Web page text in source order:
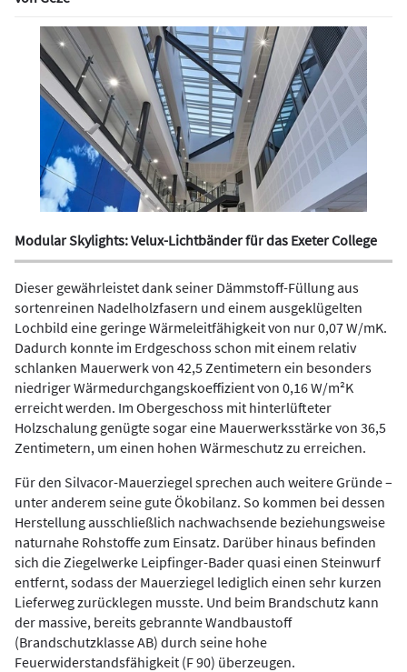
Modular Skylights: Velux-Lichtbänder für das Exeter College
Dieser gewährleistet dank seiner Dämmstoff-Füllung aus
sortenreinen Nadelholzfasern und einem ausgeklügelten
Lochbild eine geringe Wärmeleitfähigkeit von nur 0,07 W/mK.
Dadurch konnte im Erdgeschoss schon mit einem relativ
schlanken Mauerwerk von 42,5 Zentimetern ein besonders
niedriger Wärmedurchgangskoeffizient von 0,16 W/m²K
erreicht werden. Im Obergeschoss mit hinterlüfteter
Holzschalung genügte sogar eine Mauerwerksstärke von 36,5
Zentimetern, um einen hohen Wärmeschutz zu erreichen.
Für den Silvacor-Mauerziegel sprechen auch weitere Gründe –
unter anderem seine gute Ökobilanz. So kommen bei dessen
Herstellung ausschließlich nachwachsende beziehungsweise
naturnahe Rohstoffe zum Einsatz. Darüber hinaus befinden
sich die Ziegelwerke Leipfinger-Bader quasi einen Steinwurf
entfernt, sodass der Mauerziegel lediglich einen sehr kurzen
Lieferweg zurücklegen musste. Und beim Brandschutz kann
der massive, bereits gebrannte Wandbaustoff
(Brandschutzklasse AB) durch seine hohe
Feuerwiderstandsfähigkeit (F 90) überzeugen.